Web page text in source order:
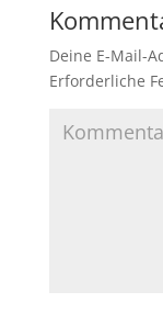
Deine E-Mail-
Erforderliche